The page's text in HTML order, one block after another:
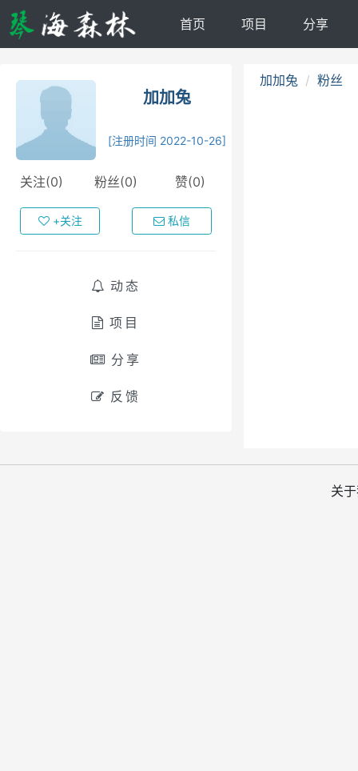
首页 项目 分享
加加兔
[注册时间 2022-10-26]
关注(0) 粉丝(0) 赞(0)
+关注 私信
动态
项目
分享
反馈
加加兔 粉丝
关